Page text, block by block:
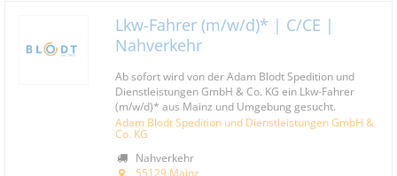
Lkw-Fahrer (m/w/d)* | C/CE |
Nahverkehr
Ab sofort wird von der Adam Blodt Spedition und
Dienstleistungen GmbH & Co. KG ein Lkw-Fahrer
(m/w/d)* aus Mainz und Umgebung gesucht.
Adam Blodt Spedition und Dienstleistungen GmbH &
Co. KG
Nahverkehr
55129 Mainz